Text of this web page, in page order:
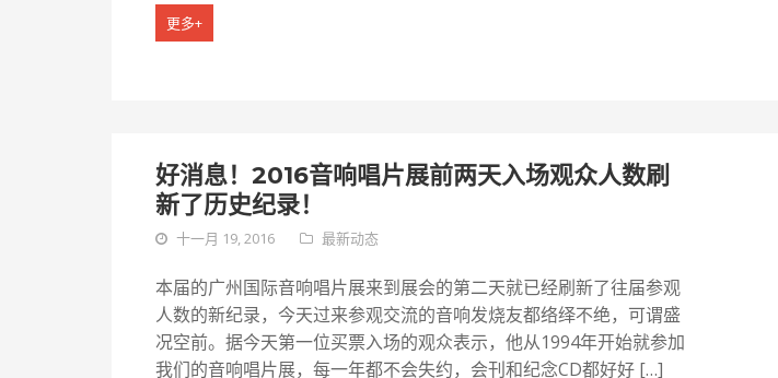
更多+
好消息！2016音响唱片展前两天入场观众人数刷
新了历史纪录！
十一月 19, 2016 最新动态
本届的广州国际音响唱片展来到展会的第二天就已经刷新了往届参观
人数的新纪录，今天过来参观交流的音响发烧友都络绎不绝，可谓盛
况空前。据今天第一位买票入场的观众表示，他从1994年开始就参加
我们的音响唱片展，每一年都不会失约，会刊和纪念CD都好好 […]